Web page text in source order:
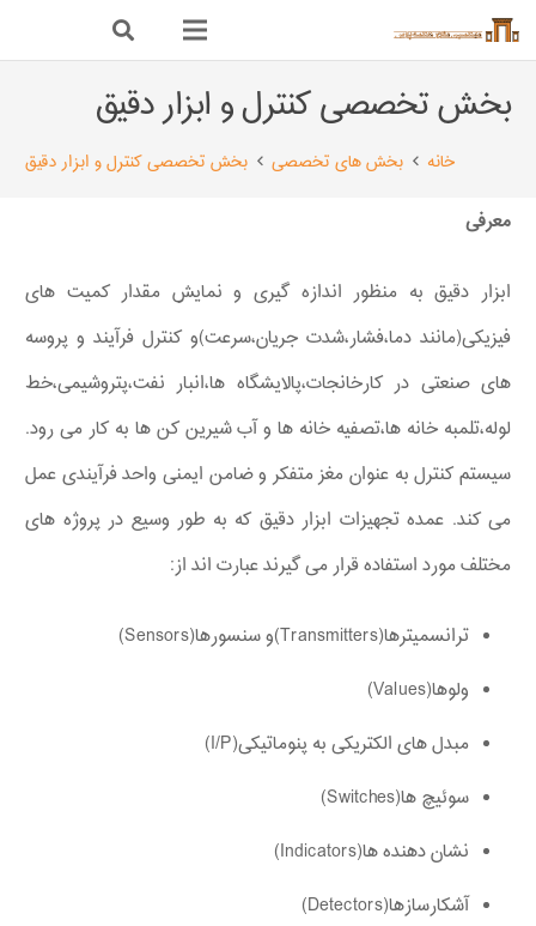
بخش تخصصی کنترل و ابزار دقیق
خانه بخش های تخصصی بخش تخصصی کنترل و ابزار دقیق
معرفی
ابزار دقیق به منظور اندازه گیری و نمایش مقدار کمیت های
فیزیکی(مانند دما،فشار،شدت جریان،سرعت)و کنترل فرآیند و پروسه
های صنعتی در کارخانجات،پالایشگاه ها،انبار نفت،پتروشیمی،خط
لوله،تلمبه خانه ها،تصفیه خانه ها و آب شیرین کن ها به کار می رود.
سیستم کنترل به عنوان مغز متفکر و ضامن ایمنی واحد فرآیندی عمل
می کند. عمده تجهیزات ابزار دقیق که به طور وسیع در پروژه های
مختلف مورد استفاده قرار می گیرند عبارت اند از:
ترانسمیترها(Transmitters)و سنسورها(Sensors)
ولوها(Values)
مبدل های الکتریکی به پنوماتیکی(I/P)
سوئیچ ها(Switches)
نشان دهنده ها(Indicators)
آشکارسازها(Detectors)